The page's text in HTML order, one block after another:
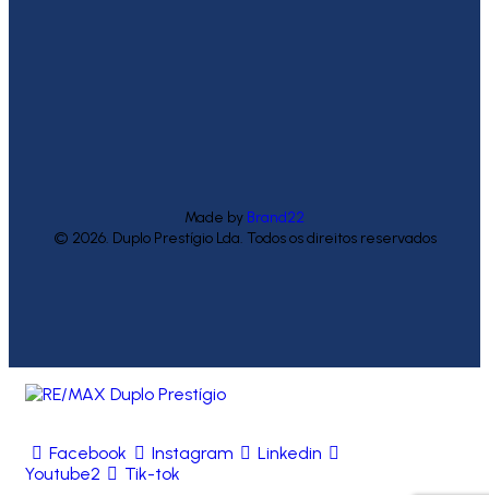
Made by Brand22
© 2026. Duplo Prestígio Lda. Todos os direitos reservados
Facebook Instagram
Linkedin
Youtube2
Tik-tok